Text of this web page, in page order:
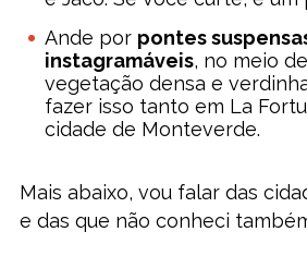
Ande por pontes
instagramáveis, no meio
vegetação densa e
fazer isso tanto em La
cidade de Monteverde.
Mais abaixo, vou falar das
e das que não conheci